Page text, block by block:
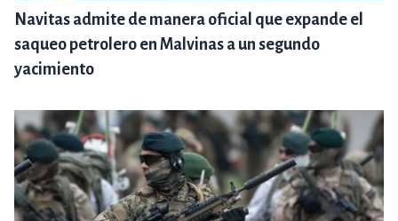
Navitas admite de manera oficial que expande el
saqueo petrolero en Malvinas a un segundo
yacimiento